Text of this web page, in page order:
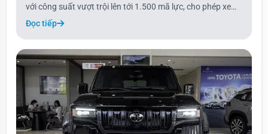
với công suất vượt trội lên tới 1.500 mã lực, cho phép xe
tăng tốc từ 0-100 km/h chỉ trong 2 giây. Đặc biệt, SU7 Ultra
có khả năng sạc nhanh từ 10-80% chỉ trong 11 phút, mang
lại sự tiện lợi vượt bậc
Đọc tiếp